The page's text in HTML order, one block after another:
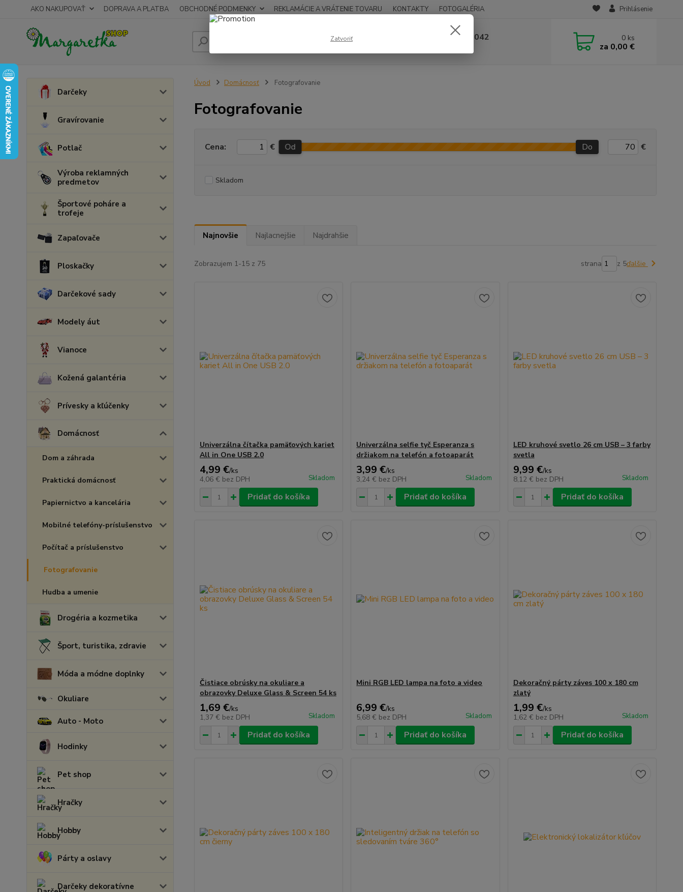
AKO NAKUPOVAŤ DOPRAVA A PLATBA OBCHODNÉ PODMIENKY REKLAMÁCIE A VRÁTENIE TOVARU KONTAKTY FOTOGALÉRIA Prihlásenie
Hľadať 0948 236 042 0 ks
za 0,00 €
Darčeky
Gravírovanie
Potlač
Výroba reklamných
predmetov
Športové poháre a
trofeje
Zapaľovače
Ploskačky
Darčekové sady
Modely áut
Vianoce
Kožená galantéria
Prívesky a kľúčenky
Domácnosť
Dom a záhrada
Praktická domácnosť
Papiernictvo a kancelária
Mobilné telefóny-príslušenstvo
Počítač a príslušenstvo
Fotografovanie
Hudba a umenie
Drogéria a kozmetika
Šport, turistika, zdravie
Móda a módne doplnky
Okuliare
Auto - Moto
Hodinky
Pet shop
Hračky
Hobby
Párty a oslavy
Darčeky dekoratívne
Úvod Domácnosť Fotografovanie
Fotografovanie
Cena: € Od Do €
Skladom
Najnovšie Najlacnejšie Najdrahšie
Zobrazujem 1-15 z 75 strana z 5ďalšie
Univerzálna čítačka pamäťových kariet
All in One USB 2.0
4,99 €/ks
4,06 € bez DPH Skladom
Pridať do košíka
Univerzálna selfie tyč Esperanza s
držiakom na telefón a fotoaparát
3,99 €/ks
3,24 € bez DPH Skladom
Pridať do košíka
LED kruhové svetlo 26 cm USB – 3 farby
svetla
9,99 €/ks
8,12 € bez DPH Skladom
Pridať do košíka
Čistiace obrúsky na okuliare a
obrazovky Deluxe Glass & Screen 54 ks
1,69 €/ks
1,37 € bez DPH Skladom
Pridať do košíka
Mini RGB LED lampa na foto a video
6,99 €/ks
5,68 € bez DPH Skladom
Pridať do košíka
Dekoračný párty záves 100 x 180 cm
zlatý
1,99 €/ks
1,62 € bez DPH Skladom
Pridať do košíka
Zatvoriť